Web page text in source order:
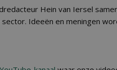
Hein van Iersel
Ideeën en meningen